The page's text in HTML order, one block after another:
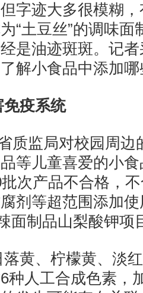
字迹大多很模糊
“土豆丝”的调味面
是油迹斑斑。记
解小食品中添加
疫系统
质监局对校园周边
等儿童喜爱的小
次产品不合格，
剂等超范围添加
面制品山梨酸钾项
黄、柠檬黄、淡
种人工合成色素，